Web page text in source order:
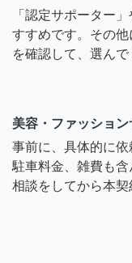
「認定サポーター
すすめです。その
を確認して、選んで
美容・ファッショ
事前に、具体的に
駐車料金、雑費も
相談をしてから本契